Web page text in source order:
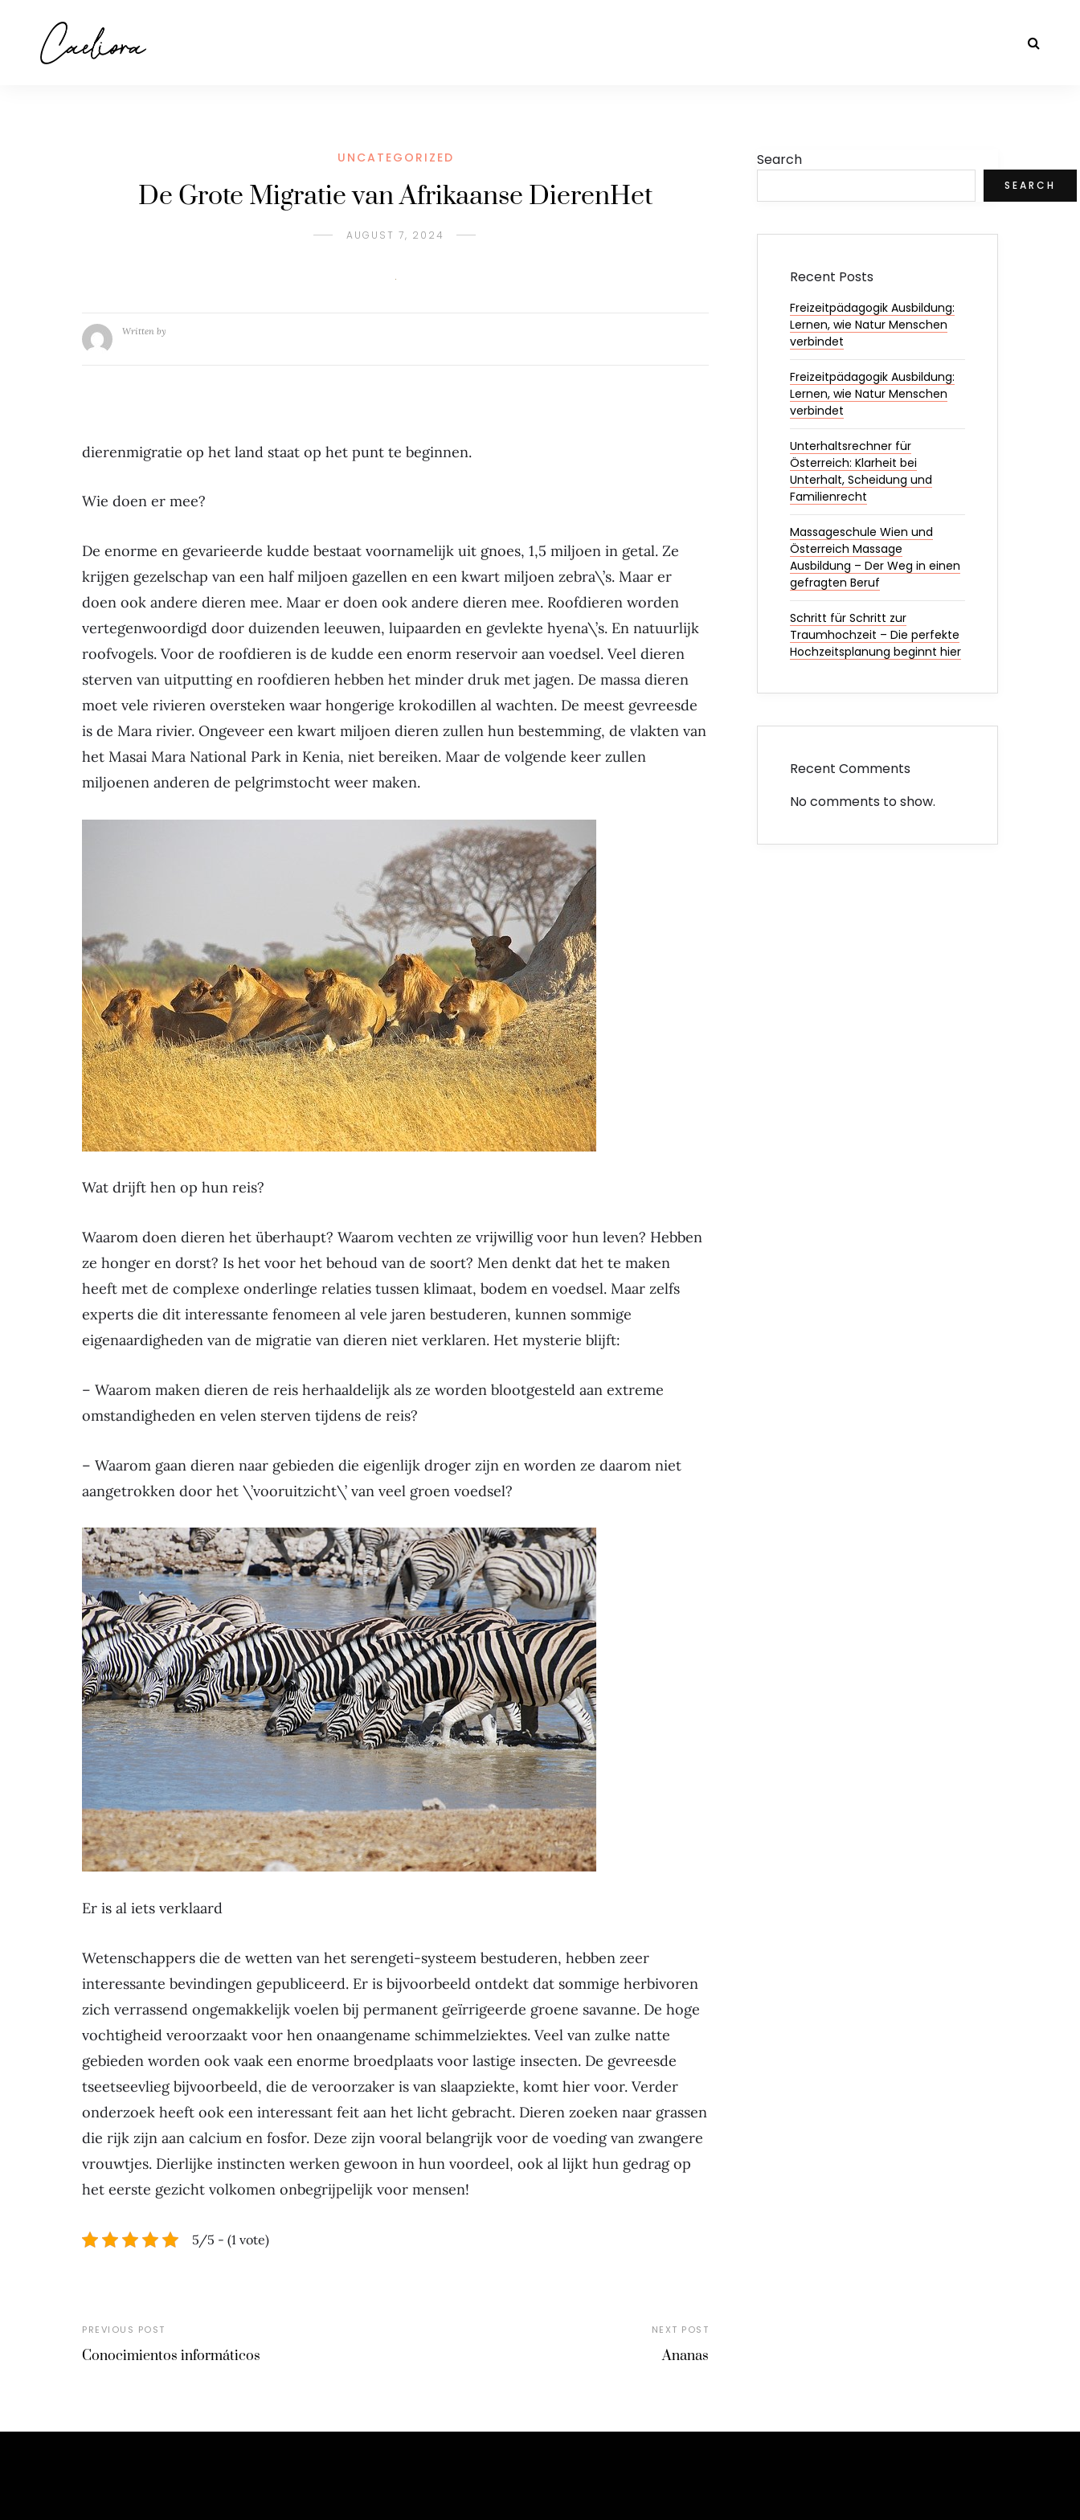
UNCATEGORIZED
De Grote Migratie van Afrikaanse DierenHet
AUGUST 7, 2024
Written by
dierenmigratie op het land staat op het punt te beginnen.
Wie doen er mee?
De enorme en gevarieerde kudde bestaat voornamelijk uit gnoes, 1,5 miljoen in getal. Ze
krijgen gezelschap van een half miljoen gazellen en een kwart miljoen zebra\’s. Maar er
doen ook andere dieren mee. Maar er doen ook andere dieren mee. Roofdieren worden
vertegenwoordigd door duizenden leeuwen, luipaarden en gevlekte hyena\’s. En natuurlijk
roofvogels. Voor de roofdieren is de kudde een enorm reservoir aan voedsel. Veel dieren
sterven van uitputting en roofdieren hebben het minder druk met jagen. De massa dieren
moet vele rivieren oversteken waar hongerige krokodillen al wachten. De meest gevreesde
is de Mara rivier. Ongeveer een kwart miljoen dieren zullen hun bestemming, de vlakten van
het Masai Mara National Park in Kenia, niet bereiken. Maar de volgende keer zullen
miljoenen anderen de pelgrimstocht weer maken.
Wat drijft hen op hun reis?
Waarom doen dieren het überhaupt? Waarom vechten ze vrijwillig voor hun leven? Hebben
ze honger en dorst? Is het voor het behoud van de soort? Men denkt dat het te maken
heeft met de complexe onderlinge relaties tussen klimaat, bodem en voedsel. Maar zelfs
experts die dit interessante fenomeen al vele jaren bestuderen, kunnen sommige
eigenaardigheden van de migratie van dieren niet verklaren. Het mysterie blijft:
– Waarom maken dieren de reis herhaaldelijk als ze worden blootgesteld aan extreme
omstandigheden en velen sterven tijdens de reis?
– Waarom gaan dieren naar gebieden die eigenlijk droger zijn en worden ze daarom niet
aangetrokken door het \’vooruitzicht\’ van veel groen voedsel?
Er is al iets verklaard
Wetenschappers die de wetten van het serengeti-systeem bestuderen, hebben zeer
interessante bevindingen gepubliceerd. Er is bijvoorbeeld ontdekt dat sommige herbivoren
zich verrassend ongemakkelijk voelen bij permanent geïrrigeerde groene savanne. De hoge
vochtigheid veroorzaakt voor hen onaangename schimmelziektes. Veel van zulke natte
gebieden worden ook vaak een enorme broedplaats voor lastige insecten. De gevreesde
tseetseevlieg bijvoorbeeld, die de veroorzaker is van slaapziekte, komt hier voor. Verder
onderzoek heeft ook een interessant feit aan het licht gebracht. Dieren zoeken naar grassen
die rijk zijn aan calcium en fosfor. Deze zijn vooral belangrijk voor de voeding van zwangere
vrouwtjes. Dierlijke instincten werken gewoon in hun voordeel, ook al lijkt hun gedrag op
het eerste gezicht volkomen onbegrijpelijk voor mensen!
5/5 - (1 vote)
PREVIOUS POST
Conocimientos informáticos
NEXT POST
Ananas
Search
SEARCH
Recent Posts
Freizeitpädagogik Ausbildung:
Lernen, wie Natur Menschen
verbindet
Freizeitpädagogik Ausbildung:
Lernen, wie Natur Menschen
verbindet
Unterhaltsrechner für
Österreich: Klarheit bei
Unterhalt, Scheidung und
Familienrecht
Massageschule Wien und
Österreich Massage
Ausbildung – Der Weg in einen
gefragten Beruf
Schritt für Schritt zur
Traumhochzeit – Die perfekte
Hochzeitsplanung beginnt hier
Recent Comments
No comments to show.